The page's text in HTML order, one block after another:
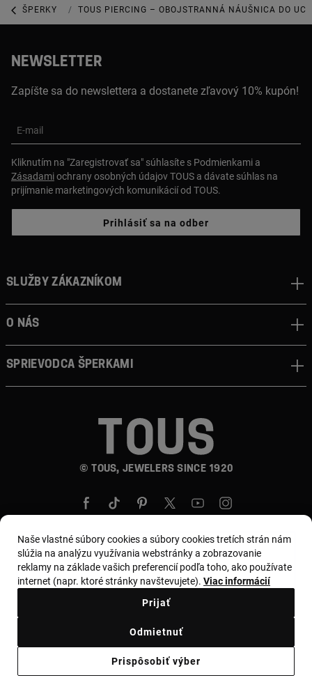
ŠPERKY PIERCINGY
TOUS PIERCING – OBOJSTRANNÁ NÁUŠNICA DO
NEWSLETTER
Zapíšte sa do newslettera a dostanete zľavový 10% kupón!
E-mail
Kliknutím na "Zaregistrovať sa" súhlasíte s Podmienkami a
Zásadamiochrany osobných údajov TOUS a dávate súhlas na
prijímanie marketingových komunikácií od TOUS.
Prihlásiť sa na odber
© TOUS, JEWELERS SINCE 1920
Služby zákazníkom
O nás
Sprievodca šperkami
Krajina a mena:Slovakia / Euro
Zásady používania súborov cookie Zákonné varovanie
Naše vlastné súbory cookies a súbory cookies tretích strán nám
slúžia na analýzu využívania webstránky a zobrazovanie
reklamy na základe vašich preferencií podľa toho, ako používate
internet (napr. ktoré stránky navštevujete). Viac informácií
Prispôsobiť výber
Odmietnuť
Prijať